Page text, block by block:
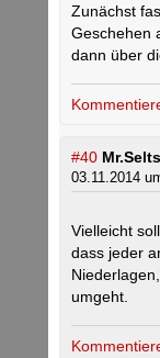
Zunächst
Geschehen
dann über
#40
03.11.2014
Vielleicht
dass jeder
umgeht.